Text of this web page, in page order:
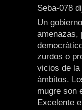
Seba-078
Un
amenazas,
zurdos o
vicios de la
ámbitos.
mugre son
Excelente